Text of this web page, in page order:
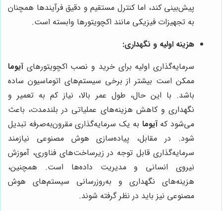
پیش‌بینی کند، اما کنترل مستقیم و دقیق فرآیندها همچنان
به تجهیزات فیزیکی مانند اکچویتورها وابسته است.
هزینه اولیه و نگهداری:
سرمایه‌گذاری اولیه برای خرید و نصب اکچویتورهایآیوما
ممکن است بیشتر از برخی سیستم‌های اتوماسیون ساده
باشد. با این حال، طول عمر بالا، نیاز کم به تعمیر و
نگهداری و کاهش هزینه‌های عملیاتی در بلندمدت، باعث
می‌شود کهآیوما به یک سرمایه‌گذاری مقرون‌به‌صرفه تبدیل
شود. در مقابل، پیاده‌سازی هوش مصنوعی نیازمند
سرمایه‌گذاری قابل توجه در زیرساخت‌های فناوری، آموزش
نیروی انسانی و مدیریت داده‌ها است. همچنین،
هزینه‌های نگهداری و به‌روزرسانی سیستم‌های هوش
مصنوعی نیز باید در نظر گرفته شوند.